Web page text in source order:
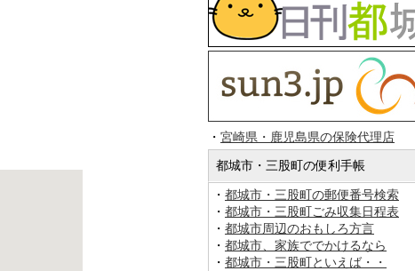
・ 宮崎県・鹿児島県の保険代理店
都城市・三股町の便利手帳
・ 都城市・三股町の郵便番号検索
・ 都城市・三股町ごみ収集日程表
・ 都城市周辺のおもしろ方言
・ 都城市、家族ででかけるなら
・ 都城市・三股町といえば・・